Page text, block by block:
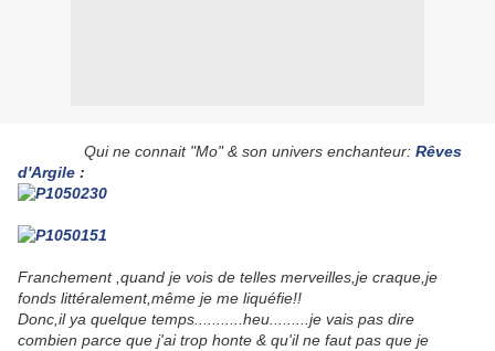
Qui ne connait "Mo" & son univers enchanteur: Rêves
d'Argile :
Franchement ,quand je vois de telles merveilles,je craque,je
fonds littéralement,même je me liquéfie!!
Donc,il ya quelque temps...........heu.........je vais pas dire
combien parce que j'ai trop honte & qu'il ne faut pas que je